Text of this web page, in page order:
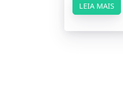
LEIA MAIS